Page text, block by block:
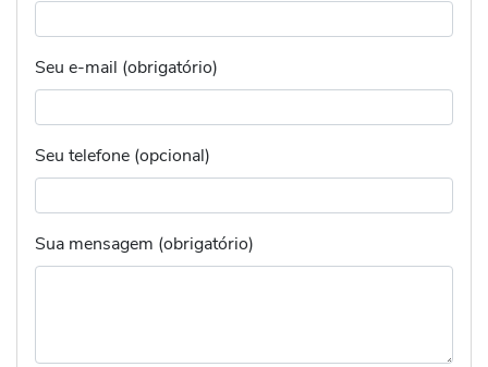
Seu e-mail (obrigatório)
Seu telefone (opcional)
Sua mensagem (obrigatório)